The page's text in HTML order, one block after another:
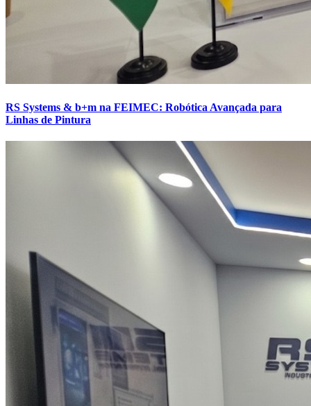
RS Systems & b+m na FEIMEC: Robótica Avançada para
Linhas de Pintura